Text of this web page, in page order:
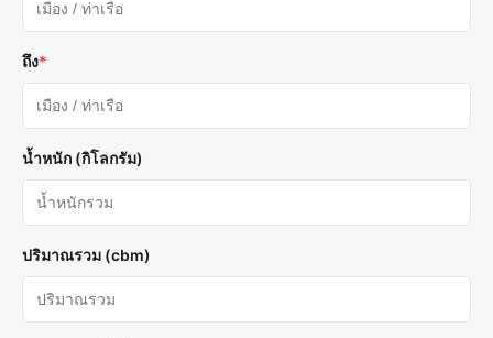
ถึง*
น้ำหนัก (กิโลกรัม)
ปริมาณรวม (cbm)